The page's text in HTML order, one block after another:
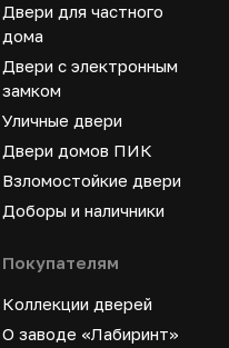
Двери для частного
дома
Двери с электронным
замком
Уличные двери
Двери домов ПИК
Взломостойкие двери
Доборы и наличники
Покупателям
Коллекции дверей
О заводе «Лабиринт»